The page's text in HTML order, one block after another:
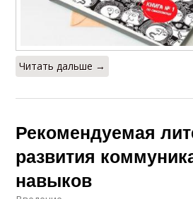
Читать дальше →
Рекомендуемая
развития
навыков